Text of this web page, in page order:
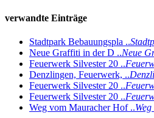
verwandte Einträge
Stadtpark Bebauungspla ..
Neue Graffiti in der D ..Neue
Feuerwerk Silvester 20 ..
Denzlingen, Feuerwerk, ..
Feuerwerk Silvester 20 ..
Feuerwerk Silvester 20 ..
Weg vom Mauracher Hof ..